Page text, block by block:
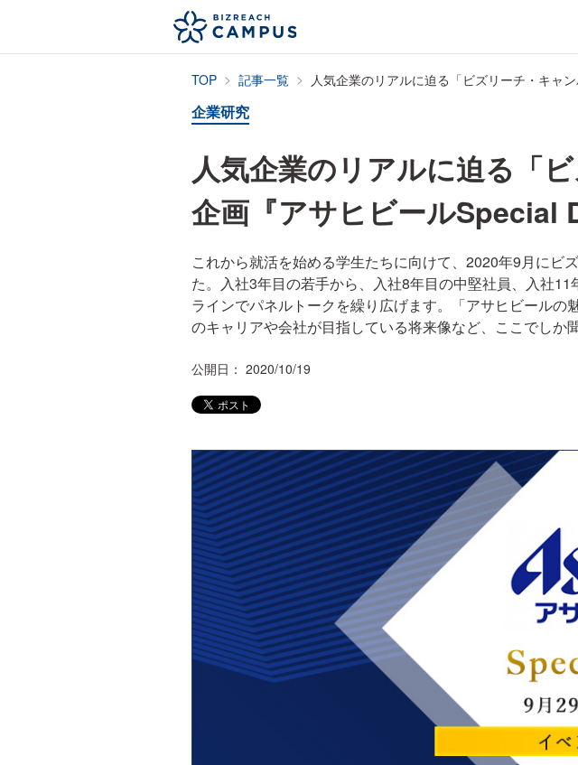
TOP 記事一覧
企業研究
人気企業のリアルに迫る「
企画『アサヒビールSpecial
これから就活を始める学生たちに向けて、2020年9月にビ
た。入社3年目の若手から、入社8年目の中堅社員、入社
ラインでパネルトークを繰り広げます。「アサヒビール
のキャリアや会社が目指している将来像など、ここでしか
公開日： 2020/10/19